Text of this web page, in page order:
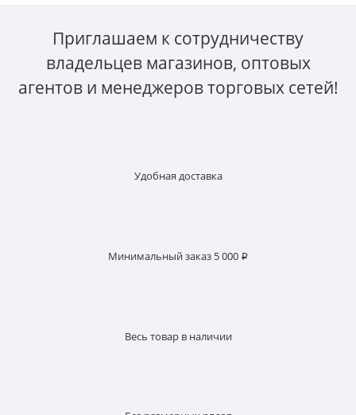
Приглашаем к сотрудничеству
владельцев магазинов, оптовых
агентов и менеджеров торговых сетей!
Удобная доставка
Минимальный заказ 5 000 ₽
Весь товар в наличии